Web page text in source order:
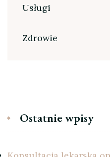
Usługi
Zdrowie
Ostatnie wpisy